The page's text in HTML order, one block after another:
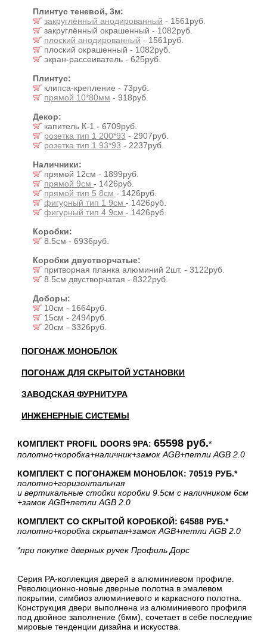
Плинтус теневой, 3м:
закруглённый анодированный - 1561руб.
закруглённый окрашенный - 1082руб.
плоский анодированный - 1561руб.
плоский окрашенный - 1082руб.
экран-рассеиватель - 625руб.
Плинтус:
клипса-крепление - 73руб.
прямой 10*80мм - 918руб.
Декор:
капитель К-1 - 6709руб.
розетка тип 1 200*93 - 2907руб.
розетка тип 1 93*93 - 2237руб.
Наличники:
прямой 12см - 1899руб.
прямой 9см - 1426руб.
прямой тип 5 8см - 1426руб.
фигурный тип 1 9см - 1426руб.
фигурный тип 4 9см - 1426руб.
Коробки:
8.5см - 6936руб.
Коробки двустворчатые:
притворная планка алюминий 2шт. - 3122руб.
8.5см двустворчатая - 8322руб.
Доборы:
10см - 1664руб.
15см - 2494руб.
20см - 3326руб.
ПОГОНАЖ МОНОБЛОК
ПОГОНАЖ ДЛЯ СКРЫТОЙ УСТАНОВКИ
ЗАВОДСКАЯ ФУРНИТУРА
ИНЖЕНЕРНЫЕ СИСТЕМЫ
КОМПЛЕКТ PROFIL DOORS 9PA: 65598 руб.*
полотно+коробка+наличник+замок AGB+петли AGB 2.0
КОМПЛЕКТ С ПОГОНАЖЕМ МОНОБЛОК: 70519 РУБ.*
полотно+горизонтальная
и вертикальные стойки коробки 9.5см с наличником 6см
+замок AGB+петли AGB 2.0
КОМПЛЕКТ СО СКРЫТОЙ КОРОБКОЙ: 64588 РУБ.*
полотно+коробка скрытая+замок AGB+петли AGB 2.0
*при покупке дверных ручек Профиль Дорс
Серия PA-коллекция дверей в алюминиевом профиле.
Революционно-новые дверные полотна в эмалевом
покрытии, симбиоз алюминиевого и каркасного полотна.
Конструкция двери выполнена из алюминиевого профиля
под двойное заполнение (6мм), сочетает в себе последние
мировые тенденции дизайна и искусства.